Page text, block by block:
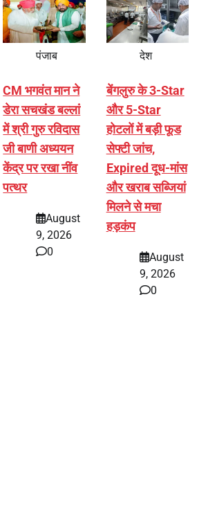
पंजाब
CM भगवंत मान ने
डेरा सचखंड बल्लां
में श्री गुरु रविदास
जी बाणी अध्ययन
केंद्र पर रखा नींव
पत्थर
August
9, 2026
0
देश
बेंगलुरु के 3-Star
और 5-Star
होटलों में बड़ी फूड
सेफ्टी जांच,
Expired दूध-मांस
और खराब सब्जियां
मिलने से मचा
हड़कंप
August
9, 2026
0